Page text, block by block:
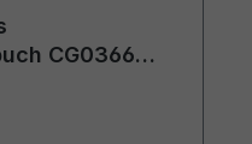
CG0366